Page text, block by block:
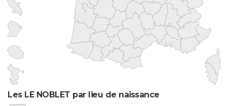
Les LE NOBLET par lieu de naissance